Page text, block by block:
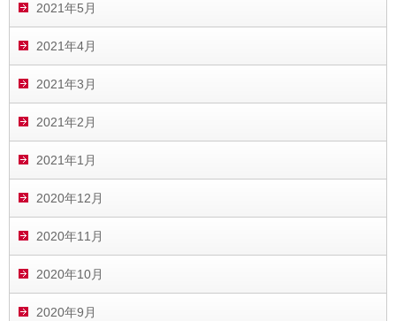
2021年5月
2021年4月
2021年3月
2021年2月
2021年1月
2020年12月
2020年11月
2020年10月
2020年9月